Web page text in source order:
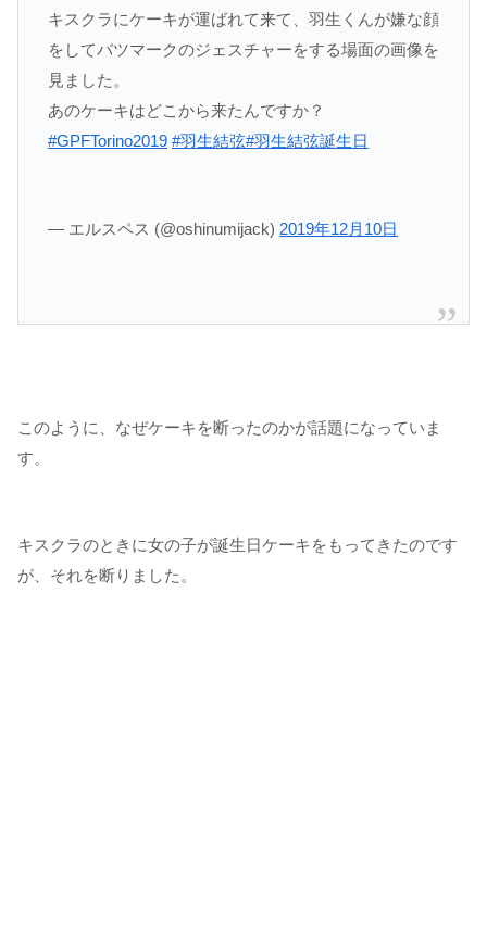
キスクラにケーキが運ばれて来て、羽生くんが嫌な顔
をしてバツマークのジェスチャーをする場面の画像を
見ました。
あのケーキはどこから来たんですか？
#GPFTorino2019 #羽生結弦#羽生結弦誕生日
— エルスペス (@oshinumijack) 2019年12月10日
このように、なぜケーキを断ったのかが話題になっていま
す。
キスクラのときに女の子が誕生日ケーキをもってきたのです
が、それを断りました。